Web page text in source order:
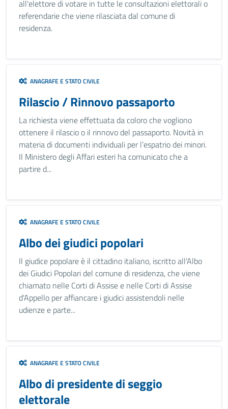
all'elettore di votare in tutte le consultazioni elettorali o
referendarie che viene rilasciata dal comune di
residenza.
ANAGRAFE E STATO CIVILE
Rilascio / Rinnovo passaporto
La richiesta viene effettuata da coloro che vogliono
ottenere il rilascio o il rinnovo del passaporto. Novità in
materia di documenti individuali per l’espatrio dei minori.
Il Ministero degli Affari esteri ha comunicato che a
partire d...
ANAGRAFE E STATO CIVILE
Albo dei giudici popolari
Il giudice popolare è il cittadino italiano, iscritto all'Albo
dei Giudici Popolari del comune di residenza, che viene
chiamato nelle Corti di Assise e nelle Corti di Assise
d'Appello per affiancare i giudici assistendoli nelle
udienze e parte...
ANAGRAFE E STATO CIVILE
Albo di presidente di seggio
elettorale